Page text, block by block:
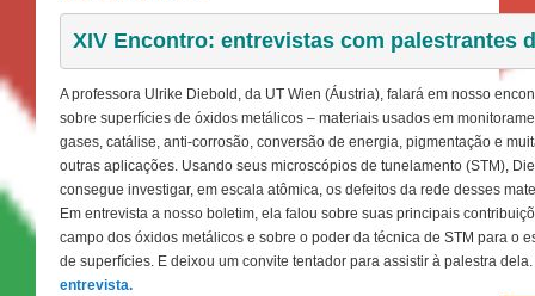
XIV Encontro: entrevistas com palestrantes
A professora Ulrike Diebold, da UT Wien (Áustria), falará em nosso
sobre superfícies de óxidos metálicos – materiais usados em
gases, catálise, anti-corrosão, conversão de energia, pigmentação e
outras aplicações. Usando seus microscópios de tunelamento (STM),
consegue investigar, em escala atômica, os defeitos da rede desses
Em entrevista a nosso boletim, ela falou sobre suas principais
campo dos óxidos metálicos e sobre o poder da técnica de STM para o
de superfícies. E deixou um convite tentador para assistir à palestra dela.
entrevista.